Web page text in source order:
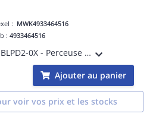
: MWK4933464516
:4933464516
M18 BLPD2-0X - Perceuse Percussion BRUSHLESS,18V, 82 Nm sans batterie - HD Box, sans batterie, ni chargeur
Ajouter au panier
voir vos prix et les stocks